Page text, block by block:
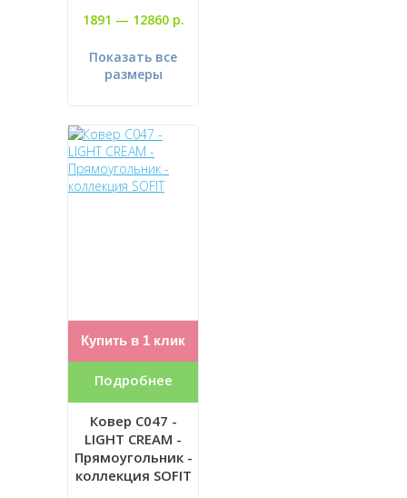
1891 — 12860 р.
Показать все
размеры
Купить в 1 клик
Подробнее
Ковер C047 -
LIGHT CREAM -
Прямоугольник -
коллекция SOFIT